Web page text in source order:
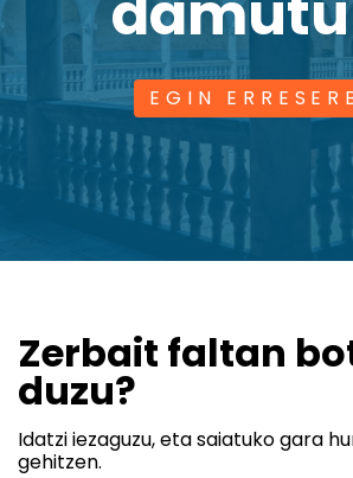
EGIN
Zerbait faltan
duzu?
Idatzi iezaguzu, eta saiatuko gara
gehitzen.